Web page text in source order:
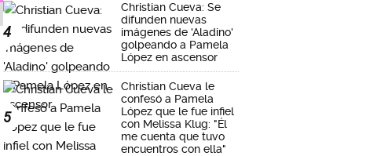
4
Christian Cueva: Se
difunden nuevas
imágenes de 'Aladino'
golpeando a Pamela
López en ascensor
5
Christian Cueva le
confesó a Pamela
López que le fue infiel
con Melissa Klug: "Él
me cuenta que tuvo
encuentros con ella"